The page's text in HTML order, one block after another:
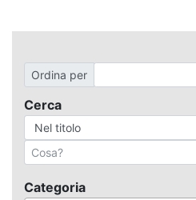
Ordina per
Cerca
Categoria